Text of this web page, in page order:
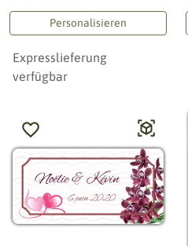
Personalisieren
Expresslieferung
verfügbar